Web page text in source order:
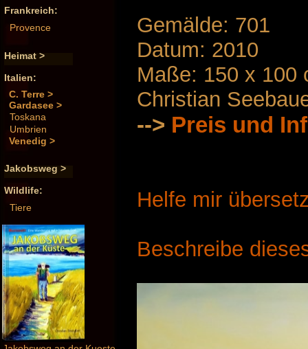
Frankreich:
Provence
Heimat >
Italien:
C. Terre >
Gardasee >
Toskana
Umbrien
Venedig >
Jakobsweg >
Wildlife:
Tiere
Gemälde: 701
Datum: 2010
Maße: 150 x 100
Christian
--> Preis und
Helfe mir
Beschreibe